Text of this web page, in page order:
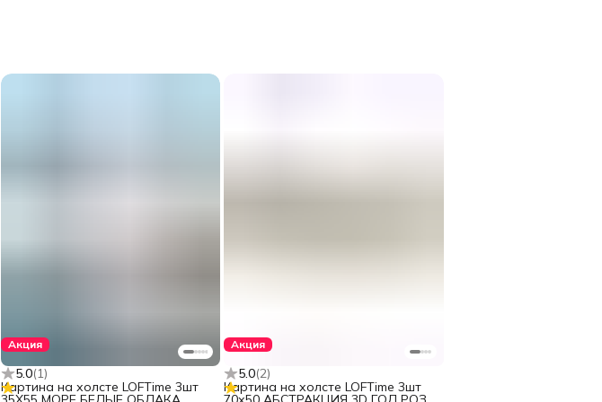
Акция
5.0(1)
Картина на холсте LOFTime 3шт
Акция
5.0(2)
Картина на холсте LOFTime 3шт